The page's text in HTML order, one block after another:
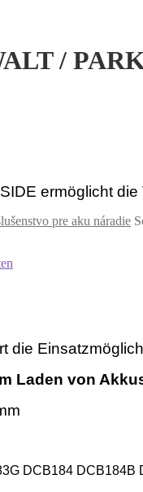
/
ermöglicht
pre aku náradie
die
Laden von
DCB184